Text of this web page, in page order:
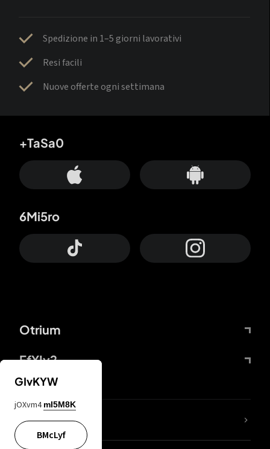
Spedizione in 1–5 giorni lavorativi
Resi facili
Nuove offerte ogni settimana
Otrium
FfYIy2
+TaSa0
6Mi5ro
Lj7sBL
GIvKYW
jOXvm4 mI5M8K
BMcLyf